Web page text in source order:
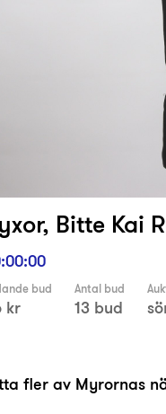
Bitte Kai
bud
kr
Antal bud
13 bud
fler av Myrornas